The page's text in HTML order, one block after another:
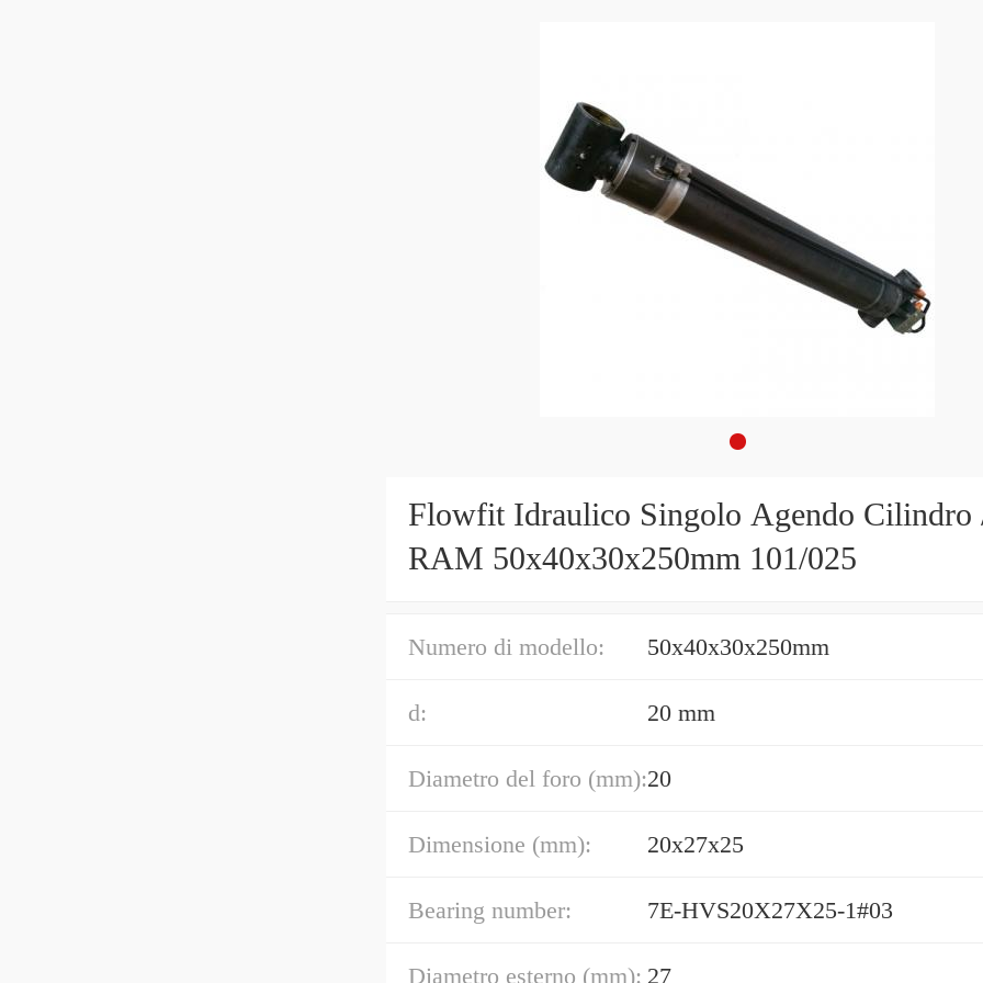
Flowfit Idraulico Singolo Agendo Cilindro
RAM 50x40x30x250mm 101/025
Numero di modello: 50x40x30x250mm
d: 20 mm
Diametro del foro (mm):20
Dimensione (mm): 20x27x25
Bearing number: 7E-HVS20X27X25-1#03
Diametro esterno (mm): 27